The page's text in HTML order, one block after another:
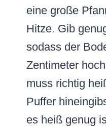
eine große
Hitze. Gib
sodass der
Zentimeter
muss richtig
Puffer
es heiß genug